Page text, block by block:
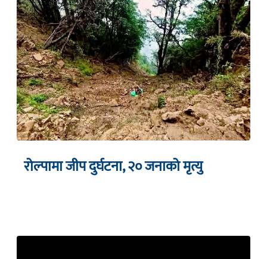
रोल्पामा जीप दुर्घटना, २० जनाको मृत्यु